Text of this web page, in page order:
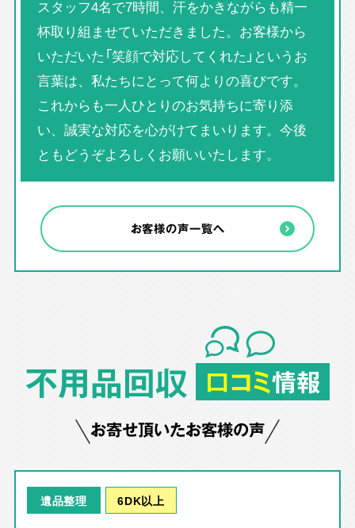
スタッフ4名で7時間、汗をかきながらも精一
杯取り組ませていただきました。お客様から
いただいた「笑顔で対応してくれた」というお
言葉は、私たちにとって何よりの喜びです。
これからも一人ひとりのお気持ちに寄り添
い、誠実な対応を心がけてまいります。今後
ともどうぞよろしくお願いいたします。
お客様の声一覧へ
不用品回収 口コミ情報
お寄せ頂いたお客様の声
遺品整理 6DK以上